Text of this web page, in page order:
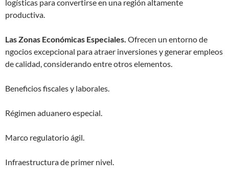
logísticas para convertirse en una región altamente
productiva.
Las Zonas Económicas Especiales. Ofrecen un entorno de
ngocios excepcional para atraer inversiones y generar empleos
de calidad, considerando entre otros elementos.
Beneficios fiscales y laborales.
Régimen aduanero especial.
Marco regulatorio ágil.
Infraestructura de primer nivel.